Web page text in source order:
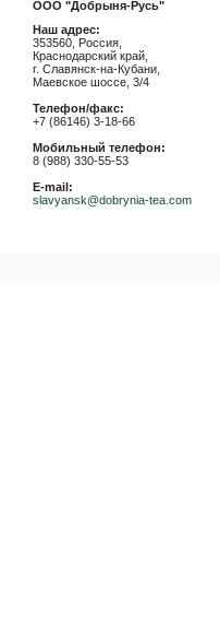
ООО "Добрыня-Русь"
Наш адрес:
353560, Россия,
Краснодарский край,
г. Славянск-на-Кубани,
Маевское шоссе, 3/4
Телефон/факс:
+7 (86146) 3-18-66
Мобильный телефон:
8 (988) 330-55-53
E-mail:
slavyansk@dobrynia-tea.com